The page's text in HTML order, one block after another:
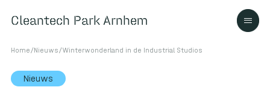
Cleantech Park Arnhem
Home /Nieuws /Winterwonderland in de Industrial Studios
Nieuws
Cleantech Park Arnhem